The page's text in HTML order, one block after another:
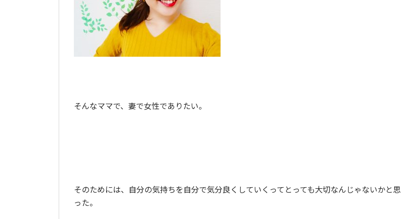
そんなママで、妻で女性でありたい。
そのためには、自分の気持ちを自分で気分良くしていくってとっても大切なんじゃないかと思
った。